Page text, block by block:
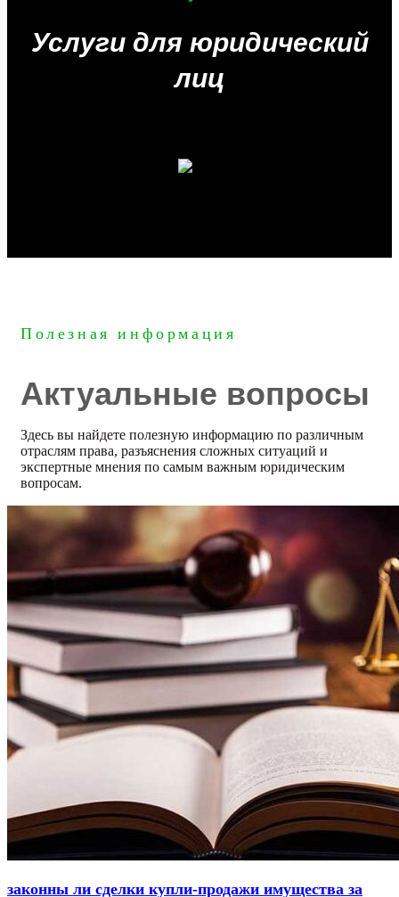
Услуги для юридический
лиц
Полезная информация
Актуальные вопросы
Здесь вы найдете полезную информацию по различным
отраслям права, разъяснения сложных ситуаций и
экспертные мнения по самым важным юридическим
вопросам.
законны ли сделки купли-продажи имущества за